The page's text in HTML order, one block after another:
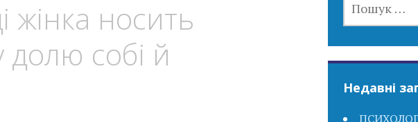
жiнкa нocить
дoлю coбi й
Недавні